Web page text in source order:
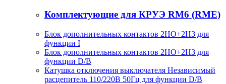
Комплектующие для КРУЭ RM6 (RME)
Блок дополнительных контактов 2НО+2НЗ для
функции I
Блок дополнительных контактов 2НО+2НЗ для
функции D/B
Катушка отключения выключателя Независимый
расцепитель 110/220В 50Гц для функции D/B